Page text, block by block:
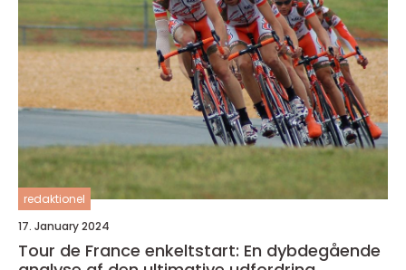
redaktionel
17. January 2024
Tour de France enkeltstart: En dybdegående